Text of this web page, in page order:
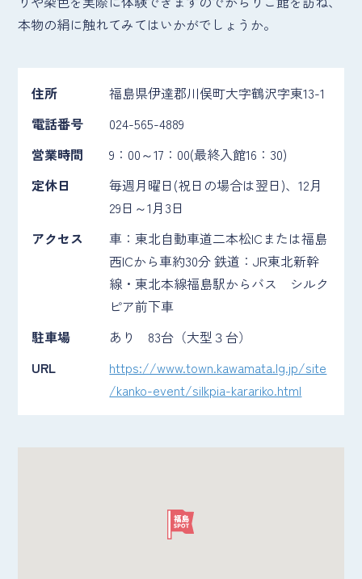
本物の絹に触れてみてはいかがでしょうか。
住所
福島県伊達郡川俣町大字鶴沢字東13-1
電話番号
024-565-4889
営業時間
9：00～17：00(最終入館16：30)
定休日
毎週月曜日(祝日の場合は翌日)、12月
29日～1月3日
アクセス
車：東北自動車道二本松ICまたは福島
西ICから車約30分 鉄道：JR東北新幹
線・東北本線福島駅からバス シルク
ピア前下車
駐車場
あり 83台（大型３台）
URL
https://www.town.kawamata.lg.jp/site
/kanko-event/silkpia-karariko.html